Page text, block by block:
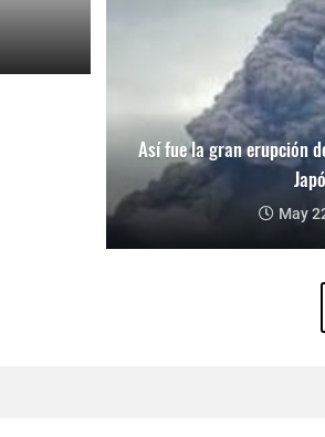
Así fue la gran erupción
May